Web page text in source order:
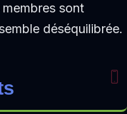
sont
déséquilibrée.